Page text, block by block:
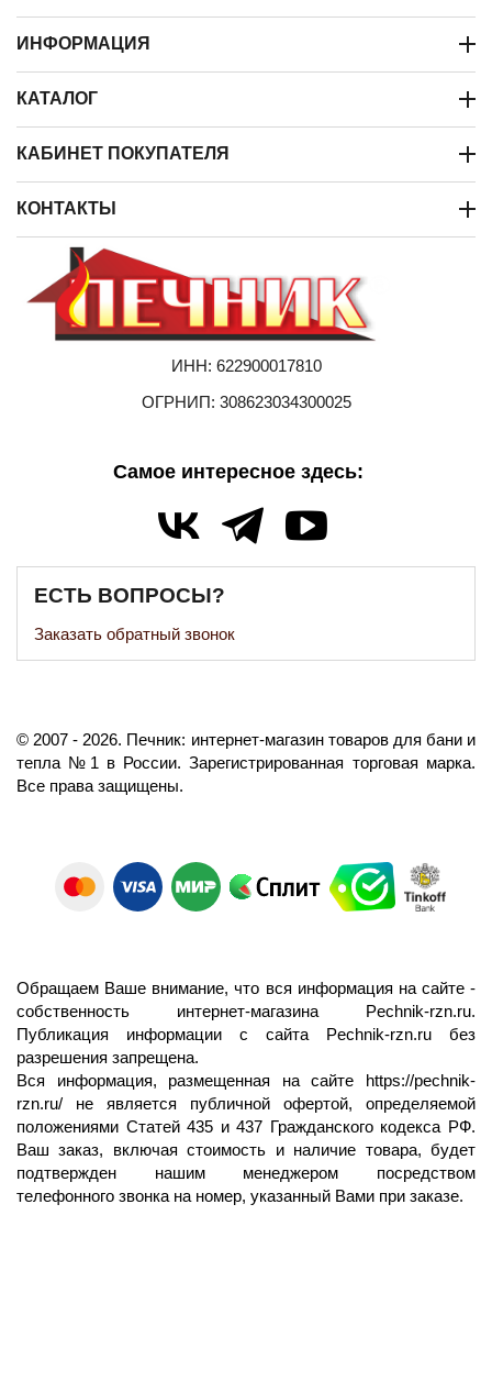
ИНФОРМАЦИЯ
КАТАЛОГ
КАБИНЕТ ПОКУПАТЕЛЯ
КОНТАКТЫ
ИНН: 622900017810
ОГРНИП: 308623034300025
Самое интересное здесь:
ЕСТЬ ВОПРОСЫ?
Заказать обратный звонок
©️ 2007 - 2026. Печник: интернет-магазин товаров для бани и
тепла №1 в России. Зарегистрированная торговая марка.
Все права защищены.
Обращаем Ваше внимание, что вся информация на сайте -
собственность интернет-магазина Pechnik-rzn.ru.
Публикация информации с сайта Pechnik-rzn.ru без
разрешения запрещена.
Вся информация, размещенная на сайте https://pechnik-
rzn.ru/ не является публичной офертой, определяемой
положениями Статей 435 и 437 Гражданского кодекса РФ.
Ваш заказ, включая стоимость и наличие товара, будет
подтвержден нашим менеджером посредством
телефонного звонка на номер, указанный Вами при заказе.